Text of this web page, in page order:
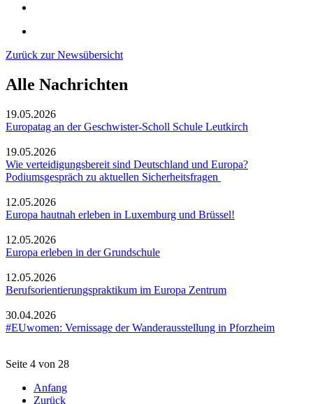
Zurück zur Newsübersicht
Alle Nachrichten
19.05.2026
Europatag an der Geschwister-Scholl Schule Leutkirch
19.05.2026
Wie verteidigungsbereit sind Deutschland und Europa?
Podiumsgespräch zu aktuellen Sicherheitsfragen
12.05.2026
Europa hautnah erleben in Luxemburg und Brüssel!
12.05.2026
Europa erleben in der Grundschule
12.05.2026
Berufsorientierungspraktikum im Europa Zentrum
30.04.2026
#EUwomen: Vernissage der Wanderausstellung in Pforzheim
Seite 4 von 28
Anfang
Zurück